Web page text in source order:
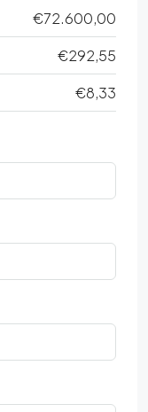
€72.600,00
€292,55
€8,33